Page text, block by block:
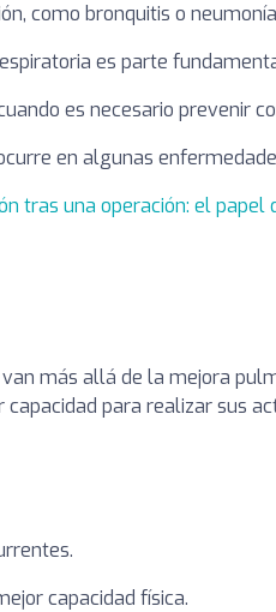
como bronquitis o
es parte
es necesario prevenir
en algunas
tras una operación: el papel
más allá de la mejora
para realizar sus
capacidad física.